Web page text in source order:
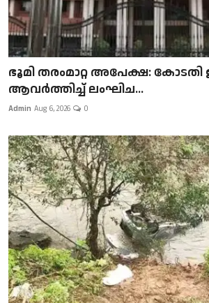
ഭൂമി തരംമാറ്റ അപേക്ഷ:
ആവർത്തിച്ച് ലംഘിച...
Admin Aug 6, 2026 0